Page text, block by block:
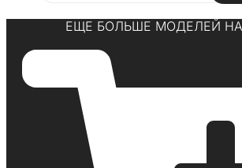
ЕЩЕ БОЛЬШЕ МОДЕЛЕЙ НА